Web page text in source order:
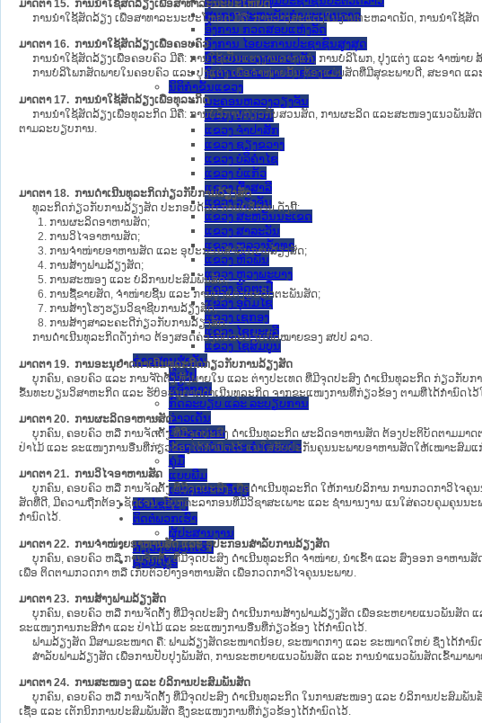
ສູນກາງສະຫະພັນກຳມະບານລາວ
ອົງການ ກວດສອບແຫ່ງລັດ
ອົງການ ໄອຍະການປະຊາຊົນສູງສຸດ
ອົງການກວດກາແຫ່ງລັດ
ອົງການກາແດງແຫ່ງຊາດລາວ
ນິຕິກໍາຂັ້ນແຂວງ
ນະ​ຄອນ​ຫລວງວຽງຈັນ
ແຂວງ ຄໍາມ່ວນ
ແຂວງ ຈໍາປາສັກ
ແຂວງ ຊຽງຂວາງ
ແຂວງ ບໍລິຄໍາໄຊ
ແຂວງ ບໍ່ແກ້ວ
ແຂວງ ຜົ້ງສາລີ
ແຂວງ ວຽງຈັນ
ແຂວງ ສະຫວັນນະເຂດ
ແຂວງ ສາລະວັນ
ແຂວງ ຫລວງນໍ້າທາ
ແຂວງ ຫົວພັນ
ແຂວງ ຫຼວງພະບາງ
ແຂວງ ອັດຕະປື
ແຂວງ ອຸດົມໄຊ
ແຂວງ ເຊກອງ
ແຂວງ ໄຊຍະບູລີ
ແຂວງ ໄຊສົມບູນ
ຂ່າວສານສໍາຄັນ
​ທົ່ວ​ໄປ
ແຈ້ງການ
ກົດລະບຽບ ແລະ ລະບຽບການ
ຂ່າວເດັ່ນ
ບົດລາຍງານ
ບົດແນະນໍາ ແລະ ຄໍາແນະນໍາ
ຄູ່ມື
ແບບພີມ
ເອກກະສານອື່ນໆ
ເວັບໄຊອື່ນໆ
ຕິດຕໍ່ພວກເຮົາ
ຜູ້ປະສານງານ
ກ່ຽວກັບພວກເຮົາ
ຊ່ວຍເຫຼືອ
ມາດຕາ 15. ການນຳໃຊ້ສັດລ້ຽງເພື່ອສາທາລະນະປະໂຫຍດ
ການນຳໃຊ້້ສັດລ້ຽງ ເພື່ອສາທາລະນະປະໂຫຍດ ມີຄື: ການວາງສະແດງໃນງານຕະຫລາດນັດ, ການນຳໃຊ້
ມາດຕາ 16. ການນຳໃຊ້ສັດລ້ຽງເພື່ອຄອບຄົວ
ການນຳໃຊ້ສັດລ້ຽງເພື່ອຄອບຄົວ ມີຄື: ການໃຊ້ເປັນແຮງງານລາກແກ່, ການບໍລິໂພກ, ປຸງແຕ່ງ ແລະ ຈຳໜ່າຍ
ການບໍລິໂພກສັດພາຍໃນຄອບຄົວ ແລະ ປຸງແຕ່ງ ເພື່ອຈຳໜ່າຍນັ້ນ ຕ້ອງແມ່ນສັດທີ່ມີສຸຂະພາບດີ, ສະອາດ ແລ
ມາດຕາ 17. ການນຳໃຊ້ສັດລ້ຽງເພື່ອທຸລະກິດ
ການນຳໃຊ້ສັດລ້ຽງເພື່ອທຸລະກິດ ມີຄື: ການບໍລິການກ່ຽວກັບສວນສັດ, ການຜະລິດ ແລະສະໜອງແນວພັນສັດ,
ຕາມລະບຽບການ.
ມາດຕາ 18. ການດຳເນີນທຸລະກິດກ່ຽວກັບການລ້ຽງສັດ
ທຸລະກິດກ່ຽວກັບການລ້ຽງສັດ ປະກອບດ້ວຍ ການບໍລິການ ດັ່ງນີ້:
1. ການຜະລິດອາຫານສັດ;
2. ການວິໄຈອາຫານສັດ;
3. ການຈຳໜ່າຍອາຫານສັດ ແລະ ອຸປະກອນສຳລັບການລ້ຽງສັດ;
4. ການສ້າງຟາມລ້ຽງສັດ;
5. ການສະໜອງ ແລະ ບໍລິການປະສົມພັນສັດ;
6. ການຊື້ຂາຍສັດ, ຈຳໜ່າຍຊີ້ນ ແລະ ການປຸງແຕ່ງຜະລິດຕະພັນສັດ;
7. ການສ້າງໂຮງຮຽນວິຊາຊີບການລ້ຽງສັດ;
8. ການສ້າງສາລະຄະດີກ່ຽວກັບການລ້ຽງສັດ.
ການດຳເນີນທຸລະກິດດັ່ງກ່າວ ຕ້ອງສອດຄ່ອງກັບລະບຽບກົດໝາຍຂອງ ສປປ ລາວ.
ມາດຕາ 19. ການອະນຸຍາດດຳເນີນທຸລະກິດກ່ຽວກັບການລ້ຽງສັດ
ບຸກຄົນ, ຄອບຄົວ ແລະ ການຈັດຕັ້ງ ທັງພາຍໃນ ແລະ ຕ່າງປະເທດ ທີ່ມີຈຸດປະສົງ ດຳເນີນທຸລະກິດ ກ່ຽວກັບ
ຂຶ້ນທະບຽນວິສາຫະກິດ ແລະ ຮັບອະນຸຍາດດຳເນີນທຸລະກິດ ຈາກຂະແໜງການທີ່ກ່ຽວຂ້ອງ ຕາມທີ່ໄດ້ກຳນົດໄວ້
ມາດຕາ 20. ການຜະລິດອາຫານສັດ
ບຸກຄົນ, ຄອບຄົວ ຫລື ການຈັດຕັ້ງ ທີ່ມີຈຸດປະສົງ ດຳເນີນທຸລະກິດ ຜະລິດອາຫານສັດ ຕ້ອງປະຕິບັດຕາມມາ
ປ່າໄມ້ ແລະ ຂະແໜງການອື່ນທີ່ກ່ຽວຂ້ອງໄດ້ກຳນົດໄວ້ ແນໃສ່ຮັບປະກັນຄຸນນະພາບອາຫານສັດໃຫ້ເໝາະສົ
ມາດຕາ 21. ການວິໄຈອາຫານສັດ
ບຸກຄົນ, ຄອບຄົວ ຫລື ການຈັດຕັ້ງ ທີ່ມີຈຸດປະສົງ ເພື່ອດຳເນີນທຸລະກິດ ໃຫ້ການບໍລິການ ການກວດກາວິໄຈ
ສັດທີ່ດີ, ມີຄວາມຖືກຕ້ອງ ຊັດເຈນ, ມີບຸກຄະລາກອນທີ່ມີວິຊາສະເພາະ ແລະ ຊຳນານງານ ແນໃສ່ຄວບຄຸມຄຸ
ກຳນົດໄວ້.
ມາດຕາ 22. ການຈຳໜ່າຍອາຫານສັດ ແລະ ອຸປະກອນສຳລັບການລ້ຽງສັດ
ບຸກຄົນ, ຄອບຄົວ ຫລື ການຈັດຕັ້ງ ທີ່ມີຈຸດປະສົງ ດຳເນີນທຸລະກິດ ຈຳໜ່າຍ, ນຳເຂົ້າ ແລະ ສົ່ງອອກ ອາຫາ
ເພື່ອ ຕິດຕາມກວດກາ ຫລື ເກັບຕົວຢ່າງອາຫານສັດ ເພື່ອກວດກາວິໄຈຄຸນນະພາບ.
ມາດຕາ 23. ການສ້າງຟາມລ້ຽງສັດ
ບຸກຄົນ, ຄອບຄົວ ຫລື ການຈັດຕັ້ງ ທີ່ມີຈຸດປະສົງ ດຳເນີນການສ້າງຟາມລ້ຽງສັດ ເພື່ອຂະຫຍາຍແນວພັນສັດ
ຂະແໜງການກະສິກຳ ແລະ ປ່າໄມ້ ແລະ ຂະແໜງການອື່ນທີ່ກ່ຽວຂ້ອງ ໄດ້ກຳນົດໄວ້.
ຟາມລ້ຽງສັດ ມີສາມຂະໜາດ ຄື: ຟາມລ້ຽງສັດຂະໜາດນ້ອຍ, ຂະໜາດກາງ ແລະ ຂະໜາດໃຫຍ່ ຊຶ່ງໄດ້ກຳນົ
ສຳລັບຟາມລ້ຽງສັດ ເພື່ອການປັບປຸງພັນສັດ, ການຂະຫຍາຍແນວພັນສັດ ແລະ ການນຳແນວພັນສັດເຂົ້າມາ
ມາດຕາ 24. ການສະໜອງ ແລະ ບໍລິການປະສົມພັນສັດ
ບຸກຄົນ, ຄອບຄົວ ຫລື ການຈັດຕັ້ງ ທີ່ມີຈຸດປະສົງ ດຳເນີນທຸລະກິດ ໃນການສະໜອງ ແລະ ບໍລິການປະສົມພັນ
ເຊື້ອ ແລະ ເຕັກນິກການປະສົມພັນສັດ ຊຶ່ງຂະແໜງການທີ່ກ່ຽວຂ້ອງໄດ້ກຳນົດໄວ້.